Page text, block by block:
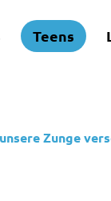
Teens
Zunge